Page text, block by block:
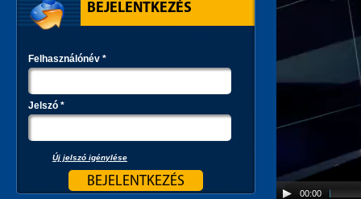
00:00
BEJELENTKEZÉS
Felhasználónév *
Jelszó *
Új jelszó igénylése